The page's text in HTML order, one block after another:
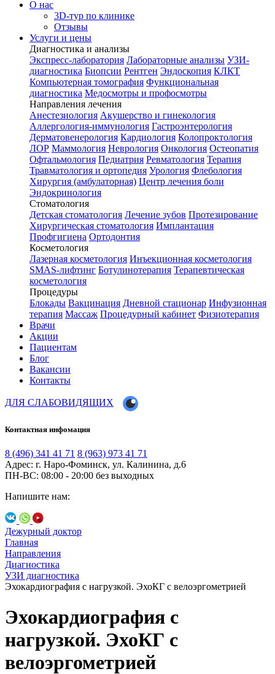
О нас
3D-тур по клинике
Отзывы
Услуги и цены
Диагностика и анализы
Экспресс-лаборатория Лабораторные анализы УЗИ-
диагностика Биопсии Рентген Эндоскопия КЛКТ
Компьютерная томография Функциональная
диагностика Медосмотры и профосмотры
Направления лечения
Анестезиология Акушерство и гинекология
Аллергология-иммунология Гастроэнтерология
Дерматовенерология Кардиология Колопроктология
ЛОР Маммология Неврология Онкология Остеопатия
Офтальмология Педиатрия Ревматология Терапия
Травматология и ортопедия Урология Флебология
Хирургия (амбулаторная) Центр лечения боли
Эндокринология
Стоматология
Детская стоматология Лечение зубов Протезирование
Хирургическая стоматология Имплантация
Профгигиена Ортодонтия
Косметология
Лазерная косметология Инъекционная косметология
SMAS-лифтинг Ботулинотерапия Терапевтическая
косметология
Процедуры
Блокады Вакцинация Дневной стационар Инфузионная
терапия Массаж Процедурный кабинет Физиотерапия
Врачи
Акции
Пациентам
Блог
Вакансии
Контакты
ДЛЯ СЛАБОВИДЯЩИХ
Контактная инфомация
8 (496) 341 41 71 8 (963) 973 41 71
Адрес: г. Наро-Фоминск, ул. Калинина, д.6
ПН-ВС: 08:00 - 20:00 без выходных
Напишите нам:
Дежурный доктор
Главная
Направления
Диагностика
УЗИ диагностика
Эхокардиография с нагрузкой. ЭхоКГ с велоэргометрией
Эхокардиография с
нагрузкой. ЭхоКГ с
велоэргометрией